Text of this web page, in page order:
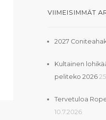
VIIMEISIMMÄT
2027
Kultainen
peliteko 2026
Tervetuloa
10.7.2026